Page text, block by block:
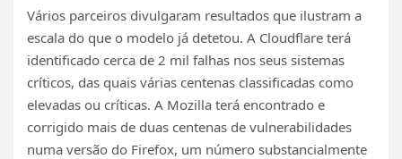
Vários parceiros divulgaram resultados que ilustram a
escala do que o modelo já detetou. A Cloudflare terá
identificado cerca de 2 mil falhas nos seus sistemas
críticos, das quais várias centenas classificadas como
elevadas ou críticas. A Mozilla terá encontrado e
corrigido mais de duas centenas de vulnerabilidades
numa versão do Firefox, um número substancialmente